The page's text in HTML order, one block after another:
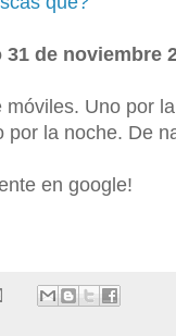
de noviembre
Uno por
por la noche. De
en google!